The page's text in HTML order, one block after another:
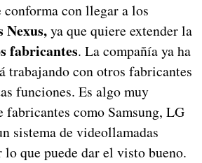
conforma con llegar a los
Nexus,ya que quiere extender la
fabricantes. La compañía ya ha
trabajando con otros fabricantes
funciones. Es algo muy
fabricantes como Samsung, LG
sistema de videollamadas
lo que puede dar el visto bueno.